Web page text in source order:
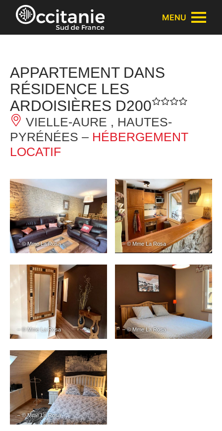
Panneau de gestion des cookies
MENU
APPARTEMENT DANS
RÉSIDENCE LES
ARDOISIÈRES D200
VIELLE-AURE , HAUTES-
PYRÉNÉES – HÉBERGEMENT
LOCATIF
– © Mme La Rosa – © Mme La Rosa
– © Mme La Rosa – © Mme La Rosa
– © Mme La Rosa